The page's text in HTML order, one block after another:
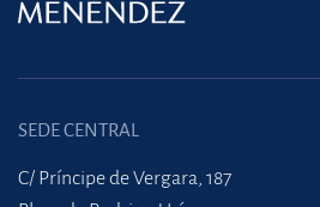
SEDE CENTRAL
C/ Príncipe de Vergara, 187